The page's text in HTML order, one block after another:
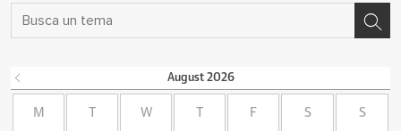
August 2026
M W F S S